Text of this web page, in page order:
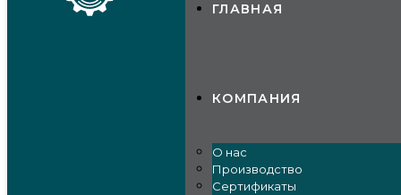
ГЛАВНАЯ
КОМПАНИЯ
О нас
Производство
Сертификаты